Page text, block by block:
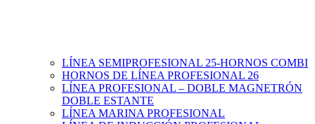
LÍNEA SEMIPROFESIONAL 25-HORNOS COMBI
HORNOS DE LÍNEA PROFESIONAL 26
LÍNEA PROFESIONAL – DOBLE MAGNETRÓN
DOBLE ESTANTE
LÍNEA MARINA PROFESIONAL